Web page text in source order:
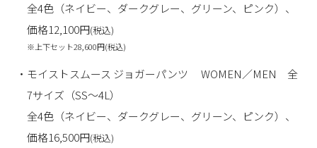
全4色（ネイビー、ダークグレー、グリーン、ピンク）、
価格12,100円(税込)
※上下セット28,600円(税込)
・モイストスムース ジョガーパンツ WOMEN／MEN 全
7サイズ（SS～4L）
全4色（ネイビー、ダークグレー、グリーン、ピンク）、
価格16,500円(税込)